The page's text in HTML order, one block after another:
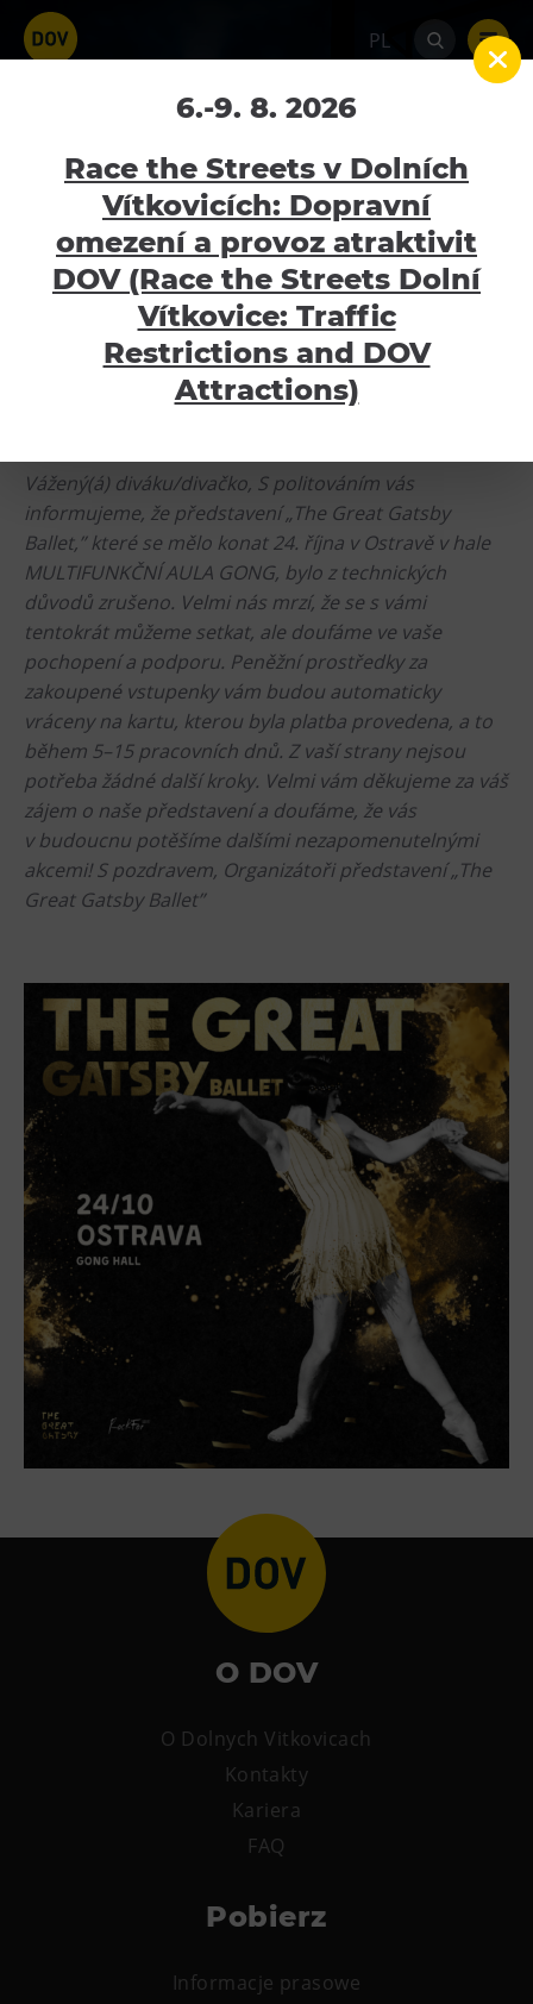
PL
The Great Gatsby Ballet –
ZRUŠENO
Kalendář akcí
The Great Gatsby
24.10.2024
Atrakcyjność
Bolt Tower
Wielki Świat Techniki
Mały Świat Techniki
Gong
Muzeum Górnictwa w Parku Landek
Galerie Gong
Heligonka
HopJump
Ściana wspinaczkowa
Akademia Kreatywna
Narodowe Muzeum Rolnicze
Wycieczki
Dolni Vitkowice
Muzeum Górnictwa w Parku Landek
Kawiarnia Wielki Świat Techniki
L’Osteria
PECKA DOV
Restaurace VP ART
Catering
Zakwaterowanie
Hotel VP1
Koncerty w U6.
Przyjęcie urodzinowe
Tematyczne karty podarunkowe
Loty widokowe helikopterem
Wypożyczanie rowerów elektrycznych
Oznámení o zrušení představení „The Great
Vážený(á) diváku/divačko, S politováním vás
informujeme, že představení „The Great Gatsby
Ballet,” které se mělo konat 24. října v Ostravě v hale
MULTIFUNKČNÍ AULA GONG, bylo z technických
důvodů zrušeno. Velmi nás mrzí, že se s vámi
tentokrát můžeme setkat, ale doufáme ve vaše
pochopení a podporu. Peněžní prostředky za
zakoupené vstupenky vám budou automaticky
vráceny na kartu, kterou byla platba provedena, a to
během 5–15 pracovních dnů. Z vaší strany nejsou
potřeba žádné další kroky. Velmi vám děkujeme za váš
zájem o naše představení a doufáme, že vás
v budoucnu potěšíme dalšími nezapomenutelnými
akcemi! S pozdravem, Organizátoři představení „The
Great Gatsby Ballet”
O DOV
O Dolnych Vitkovicach
Kontakty
Kariera
FAQ
Pobierz
Informacje prasowe
6.-9. 8. 2026
Race the Streets v Dolních
Vítkovicích: Dopravní
omezení a provoz atraktivit
DOV (Race the Streets Dolní
Vítkovice: Traffic
Restrictions and DOV
Attractions)